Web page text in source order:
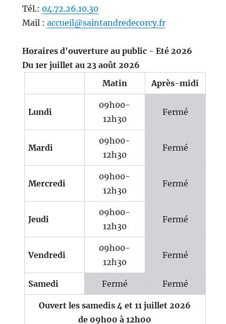
Tél.: 04.72.26.10.30
Mail : accueil@saintandredecorcy.fr
Horaires d'ouverture au public - Eté 2026
Du 1er juillet au 23 août 2026
Matin
Après-midi
Lundi
09h00-
12h30
Fermé
Mardi
09h00-
12h30
Fermé
Mercredi
09h00-
12h30
Fermé
Jeudi
09h00-
12h30
Fermé
Vendredi
09h00-
12h30
Fermé
Samedi Fermé Fermé
Ouvert les samedis 4 et 11 juillet 2026
de 09h00 à 12h00